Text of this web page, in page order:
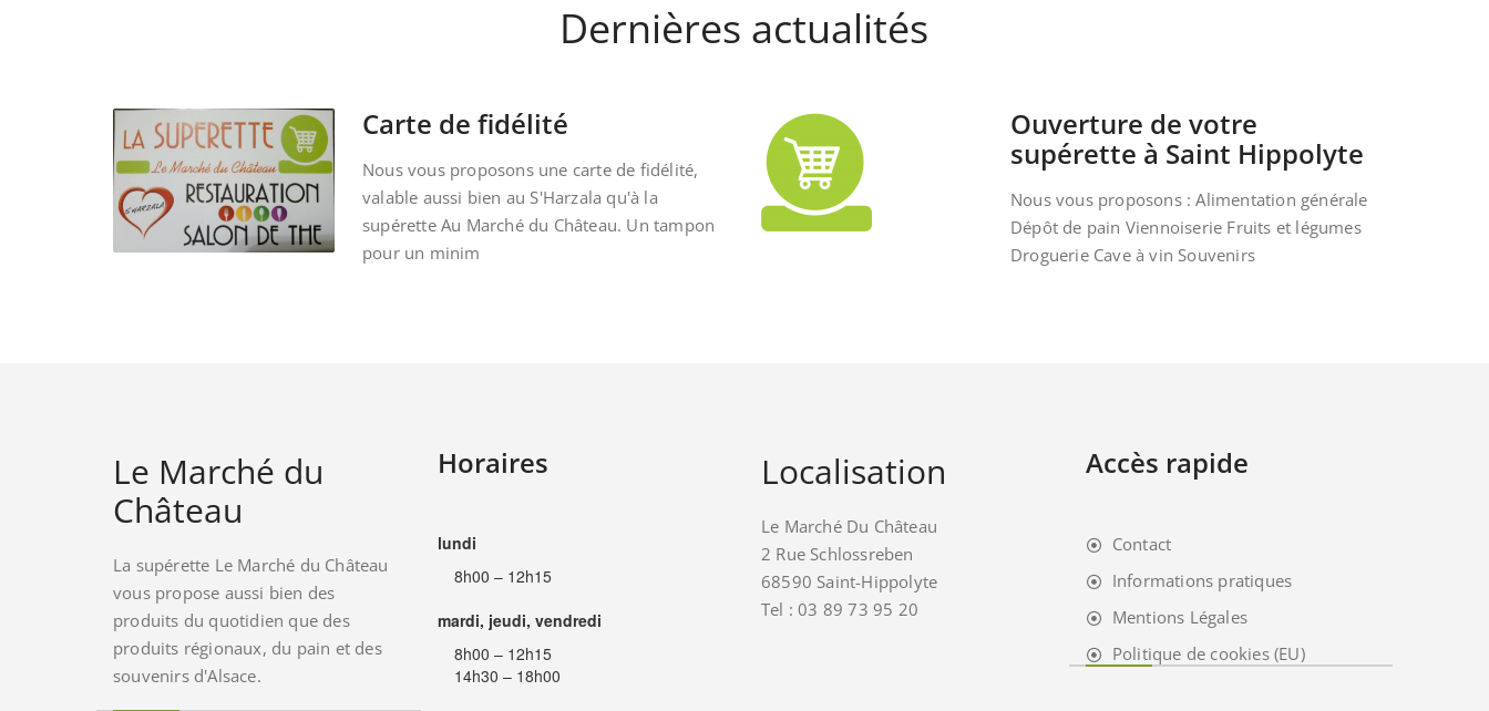
Dernières actualités
Carte de fidélité
Nous vous proposons une carte de fidélité,
valable aussi bien au S'Harzala qu'à la
supérette Au Marché du Château. Un tampon
pour un minim
Ouverture de votre
supérette à Saint Hippolyte
Nous vous proposons : Alimentation générale
Dépôt de pain Viennoiserie Fruits et légumes
Droguerie Cave à vin Souvenirs
Le Marché du
Château
La supérette Le Marché du Château
vous propose aussi bien des
produits du quotidien que des
produits régionaux, du pain et des
souvenirs d'Alsace.
Horaires
lundi
8h00 – 12h15
mardi, jeudi, vendredi
8h00 – 12h15
14h30 – 18h00
Localisation
Le Marché Du Château
2 Rue Schlossreben
68590 Saint-Hippolyte
Tel : 03 89 73 95 20
Accès rapide
Contact
Informations pratiques
Mentions Légales
Politique de cookies (EU)